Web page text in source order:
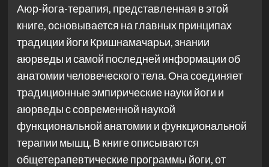
Аюр-йога-терапия, представленная в этой
книге, основывается на главных принципах
традиции йоги Кришнамачарьи, знании
аюрведы и самой последней информации об
анатомии человеческого тела. Она соединяет
традиционные эмпирические науки йоги и
аюрведы с современной наукой
функциональной анатомии и функциональной
терапии мышц. В книге описываются
общетерапевтические программы йоги, от